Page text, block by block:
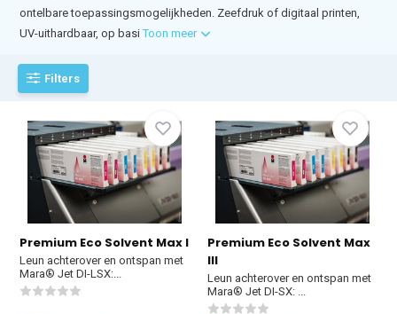
ontelbare toepassingsmogelijkheden. Zeefdruk of digitaal printen,
UV-uithardbaar, op basiToon meer
Filters
Premium Eco Solvent Max I
Leun achterover en ontspan met
Mara® Jet DI-LSX:...
Premium Eco Solvent Max
III
Leun achterover en ontspan met
Mara® Jet DI-SX: ...